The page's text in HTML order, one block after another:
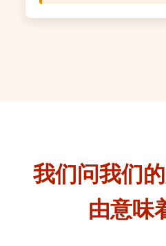
我们问我们
由意味